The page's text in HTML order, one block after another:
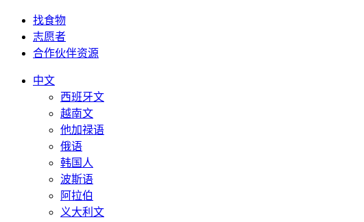
找食物
志愿者
合作伙伴资源
中文
西班牙文
越南文
他加禄语
俄语
韩国人
波斯语
阿拉伯
义大利文